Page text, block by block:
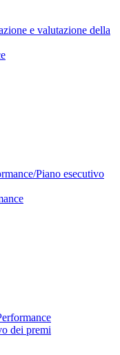
e valutazione della
Piano esecutivo
dei premi